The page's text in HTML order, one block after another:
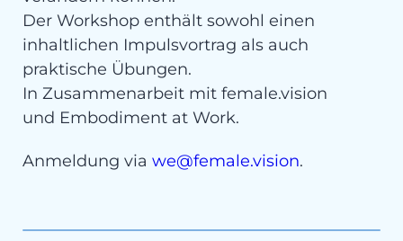
Der Workshop enthält sowohl einen
inhaltlichen Impulsvortrag als auch
praktische Übungen.
In Zusammenarbeit mit female.vision
und Embodiment at Work.
Anmeldung via we@female.vision.